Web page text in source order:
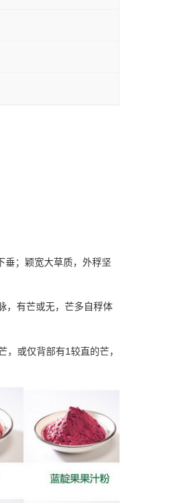
垂；颖宽大草质，外稃坚
，有芒或无，芒多自稃体
，或仅背部有1 较直的芒，